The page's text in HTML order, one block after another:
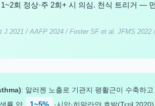
회 정상·주 2회+ 시 의심. 천식 트리거 — 먼
J 2021 / AAFP 2024 / Foster SF et al. JFMS 2022 /
: 알러젠 노출로 기관지 평활근이 수축하